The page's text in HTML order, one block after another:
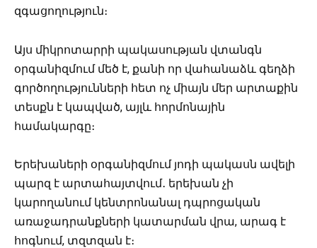
զգացողություն։
Այս միկրոտարրի պակասության վտանգն
օրգանիզմում մեծ է, քանի որ վահանաձև գեղձի
գործողությունների հետ ոչ միայն մեր արտաքին
տեսքն է կապված, այլև հորմոնային
համակարգը։
Երեխաների օրգանիզմում յոդի պակասն ավելի
պարզ է արտահայտվում․ երեխան չի
կարողանում կենտրոնանալ դպրոցական
առաջադրանքների կատարման վրա, արագ է
հոգնում, տզտզան է։